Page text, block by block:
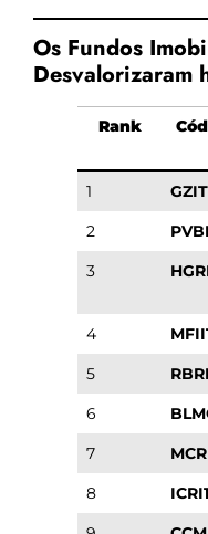
Os Fundos
Desvalorizaram
Rank
1
2
3
4
5
6
7
8